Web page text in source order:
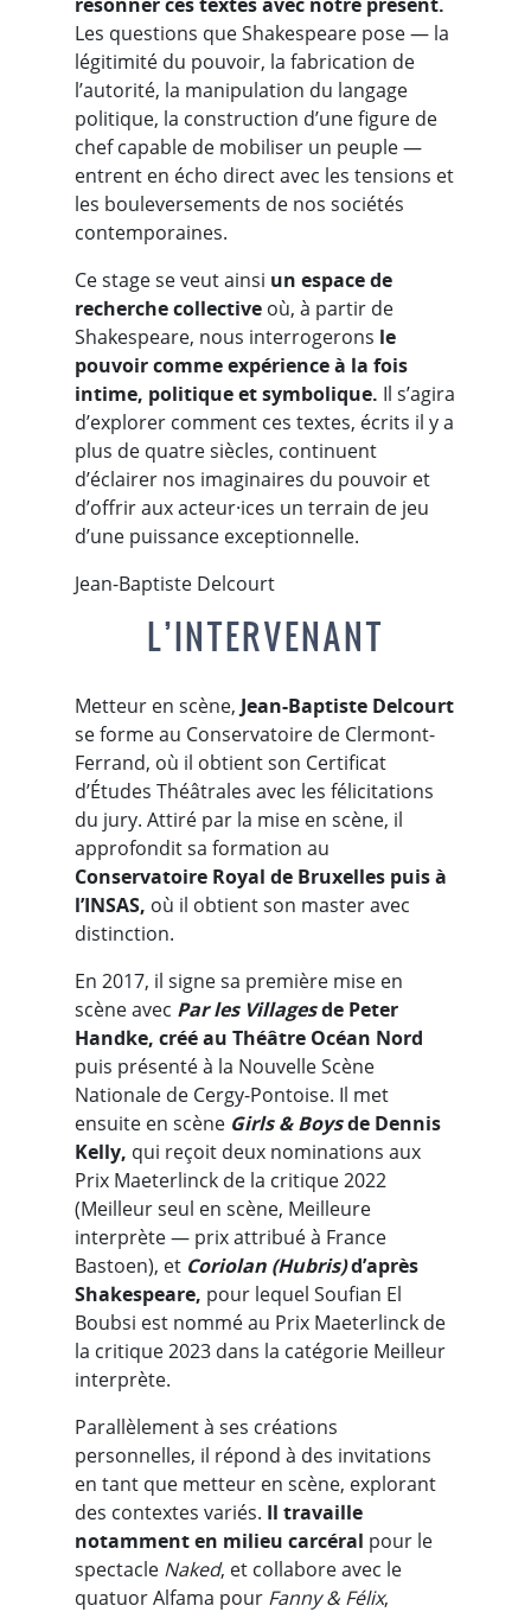
Les questions que Shakespeare pose — la
légitimité du pouvoir, la fabrication de
l’autorité, la manipulation du langage
politique, la construction d’une figure de
chef capable de mobiliser un peuple —
entrent en écho direct avec les tensions et
les bouleversements de nos sociétés
contemporaines.
Ce stage se veut ainsi un espace de
recherche collectiveoù, à partir de
Shakespeare, nous interrogerons le
pouvoir comme expérience à la fois
intime, politique et symbolique. Il s’agira
d’explorer comment ces textes, écrits il y a
plus de quatre siècles, continuent
d’éclairer nos imaginaires du pouvoir et
d’offrir aux acteur·ices un terrain de jeu
d’une puissance exceptionnelle.
Jean-Baptiste Delcourt
L’INTERVENANT
Metteur en scène, Jean-Baptiste Delcourt
se forme au Conservatoire de Clermont-
Ferrand, où il obtient son Certificat
d’Études Théâtrales avec les félicitations
du jury. Attiré par la mise en scène, il
approfondit sa formation au
Conservatoire Royal de Bruxelles puis à
l’INSAS, où il obtient son master avec
distinction.
En 2017, il signe sa première mise en
scène avec Par les Villagesde Peter
Handke, créé au Théâtre Océan Nord
puis présenté à la Nouvelle Scène
Nationale de Cergy-Pontoise. Il met
ensuite en scène Girls & Boysde Dennis
Kelly, qui reçoit deux nominations aux
Prix Maeterlinck de la critique 2022
(Meilleur seul en scène, Meilleure
interprète — prix attribué à France
Bastoen), et Coriolan (Hubris)d’après
Shakespeare, pour lequel Soufian El
Boubsi est nommé au Prix Maeterlinck de
la critique 2023 dans la catégorie Meilleur
interprète.
Parallèlement à ses créations
personnelles, il répond à des invitations
en tant que metteur en scène, explorant
des contextes variés. Il travaille
notamment en milieu carcéral pour le
spectacle Naked, et collabore avec le
quatuor Alfama pour Fanny & Félix,